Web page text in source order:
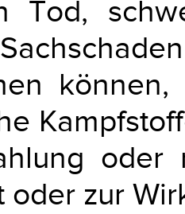
Tod,
oder
oder zur